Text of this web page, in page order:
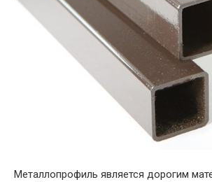
Металлопрофиль является дорогим